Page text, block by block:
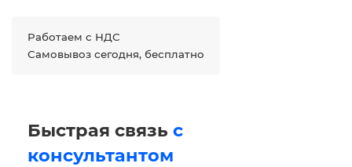
Работаем с НДС
Самовывоз сегодня, бесплатно
Быстрая связь с
консультантом